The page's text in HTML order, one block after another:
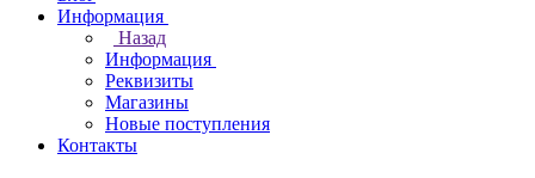
Информация
Назад
Информация
Реквизиты
Магазины
Новые поступления
Контакты